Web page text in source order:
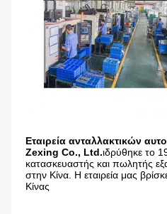
Εταιρεία ανταλλακτικών
Zexing Co., Ltd.ιδρύθηκε το
κατασκευαστής και πωλητής
στην Κίνα. Η εταιρεία μας
Κίνας